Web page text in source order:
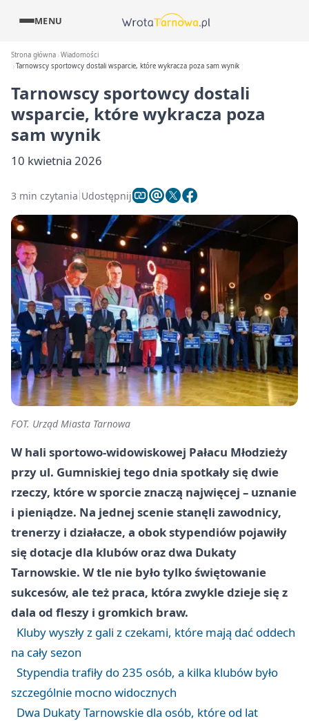
MENU
Strona główna Wiadomości
Tarnowscy sportowcy dostali wsparcie, które wykracza poza sam wynik
Tarnowscy sportowcy dostali
wsparcie, które wykracza poza
sam wynik
10 kwietnia 2026
3 min czytania Udostępnij
FOT. Urząd Miasta Tarnowa
W hali sportowo-widowiskowej Pałacu Młodzieży
przy ul. Gumniskiej tego dnia spotkały się dwie
rzeczy, które w sporcie znaczą najwięcej – uznanie
i pieniądze. Na jednej scenie stanęli zawodnicy,
trenerzy i działacze, a obok stypendiów pojawiły
się dotacje dla klubów oraz dwa Dukaty
Tarnowskie. W tle nie było tylko świętowanie
sukcesów, ale też praca, która zwykle dzieje się z
dala od fleszy i gromkich braw.
Kluby wyszły z gali z czekami, które mają dać oddech
na cały sezon
Stypendia trafiły do 235 osób, a kilka klubów było
szczególnie mocno widocznych
Dwa Dukaty Tarnowskie dla osób, które od lat